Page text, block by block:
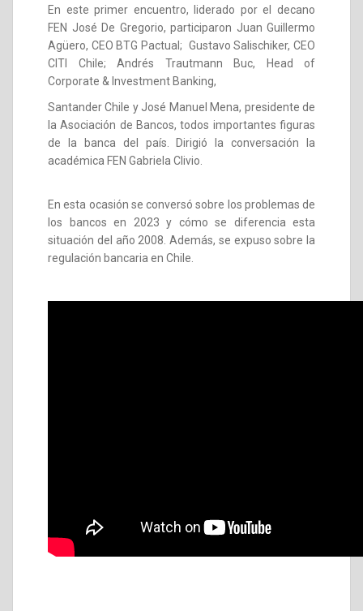
En este primer encuentro, liderado por el decano
FEN José De Gregorio, participaron Juan Guillermo
Agüero, CEO BTG Pactual; Gustavo Salischiker, CEO
CITI Chile; Andrés Trautmann Buc, Head of
Corporate & Investment Banking,
Santander Chile y José Manuel Mena, presidente de
la Asociación de Bancos, todos importantes figuras
de la banca del país. Dirigió la conversación la
académica FEN Gabriela Clivio.
En esta ocasión se conversó sobre los problemas de
los bancos en 2023 y cómo se diferencia esta
situación del año 2008. Además, se expuso sobre la
regulación bancaria en Chile.